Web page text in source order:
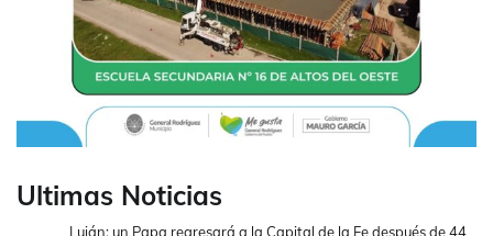
Ultimas Noticias
Luján: un Papa regresará a la Capital de la Fe después de 44